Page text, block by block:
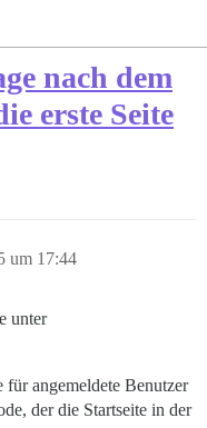
nach dem
erste Seite
um 17:44
unter
für angemeldete Benutzer
der die Startseite in der